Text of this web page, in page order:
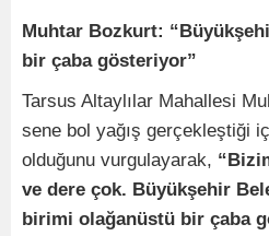
Muhtar Bozkurt:
bir çaba gösteriyor”
Tarsus Altaylılar Mahallesi
sene bol yağış gerçekleştiği
olduğunu vurgulayarak,
ve dere çok. Büyükşehir
birimi olağanüstü bir çaba